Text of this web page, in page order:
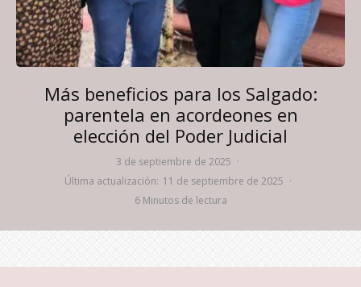
Más beneficios para los Salgado:
parentela en acordeones en
elección del Poder Judicial
3 de septiembre de 2025 ·
Última actualización: 11 de septiembre de 2025 ·
6 Minutos de lectura